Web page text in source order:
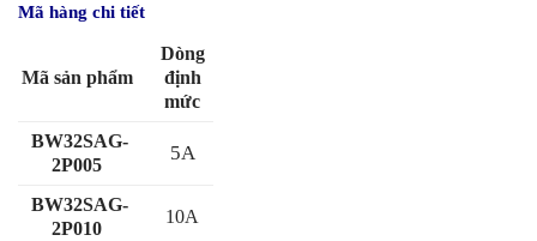
Mã hàng chi tiết
Mã sản phẩm
Dòng
định
mức
BW32SAG-
2P005
5A
BW32SAG-
2P010
10A